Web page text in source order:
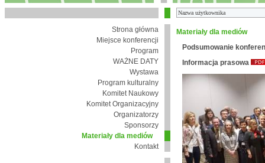
Strona główna
Miejsce konferencji
Program
WAŻNE DATY
Wystawa
Program kulturalny
Komitet Naukowy
Komitet Organizacyjny
Organizatorzy
Sponsorzy
Materiały dla mediów
Kontakt
Materiały dla mediów
Podsumowanie
Informacja prasowa